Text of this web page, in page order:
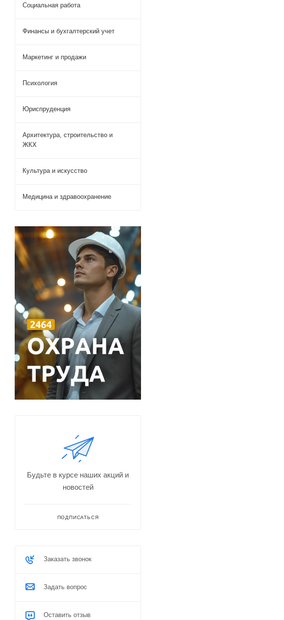
Социальная работа
Финансы и бухгалтерский учет
Маркетинг и продажи
Психология
Юриспруденция
Архитектура, строительство и
ЖКХ
Культура и искусство
Медицина и здравоохранение
Будьте в курсе наших акций и
новостей
ПОДПИСАТЬСЯ
Заказать звонок
Задать вопрос
Оставить отзыв